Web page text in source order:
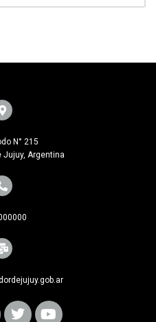
N° 215
Jujuy, Argentina